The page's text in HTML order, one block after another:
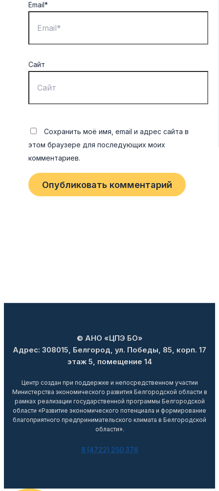
Email*
Сайт
Сохранить моё имя, email и адрес сайта в
этом браузере для последующих моих
комментариев.
© АНО «ЦПЭ БО»
Адрес: 308015, Белгород, ул. Победы, 85, корп. 17
этаж 5, помещение 14
Центр создан при поддержке и непосредственном участии
Министерства экономического развития Белгородской области в
рамках реализации государственной программы Белгородской
области «Развитие экономического потенциала и формирование
благоприятного предпринимательского климата в Белгородской
области».
8 (4722) 250 378